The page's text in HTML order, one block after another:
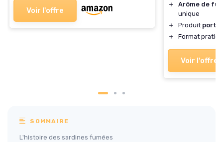
Voir l'offre
＋
Arôme de
unique
＋
Produit
＋
Format
Voir l'offre
SOMMAIRE
L'histoire des sardines fumées